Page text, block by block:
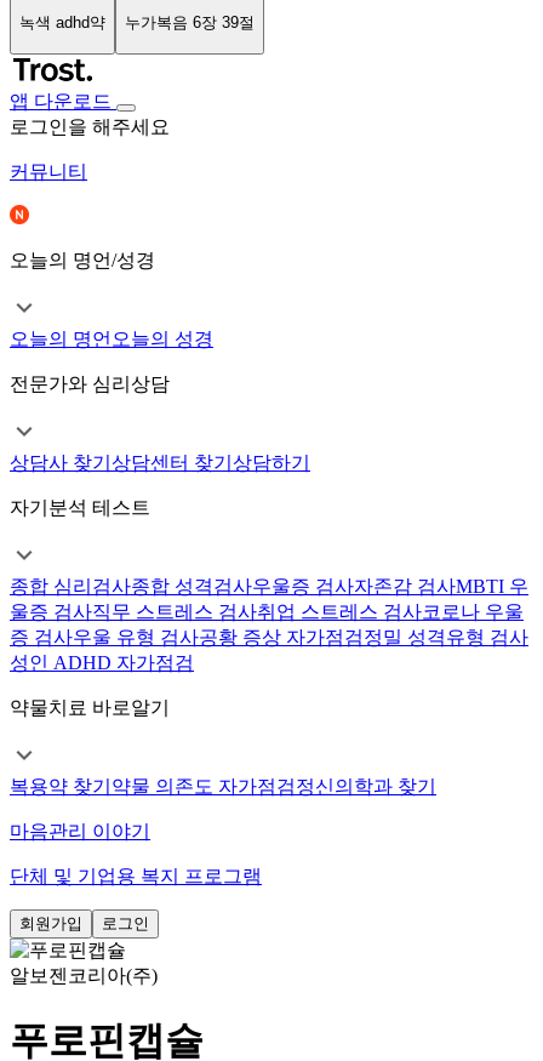
녹색 adhd약 누가복음 6장 39절
앱 다운로드
로그인을 해주세요
커뮤니티
오늘의 명언/성경
오늘의 명언 오늘의 성경
전문가와 심리상담
상담사 찾기 상담센터 찾기 상담하기
자기분석 테스트
종합 심리검사종합 성격검사우울증 검사자존감 검사MBTI 우
울증 검사직무 스트레스 검사취업 스트레스 검사코로나 우울
증 검사우울 유형 검사공황 증상 자가점검정밀 성격유형 검사
성인 ADHD 자가점검
약물치료 바로알기
복용약 찾기 약물 의존도 자가점검정신의학과 찾기
마음관리 이야기
단체 및 기업용 복지 프로그램
회원가입 로그인
알보젠코리아(주)
푸로핀캡슐